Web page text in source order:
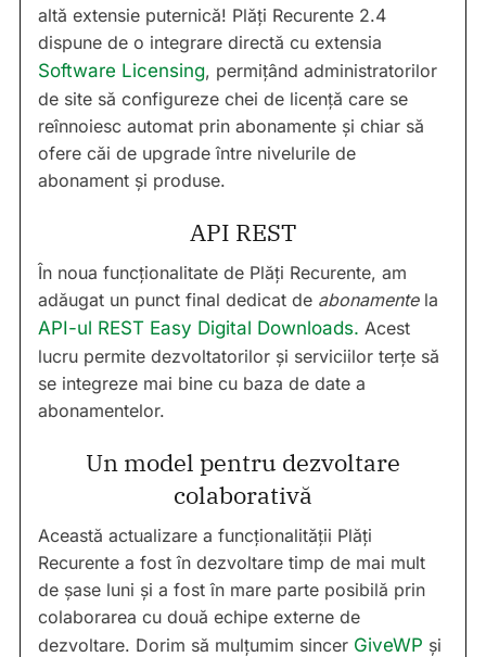
altă extensie puternică! Plăți Recurente 2.4
dispune de o integrare directă cu extensia
Software Licensing, permițând administratorilor
de site să configureze chei de licență care se
reînnoiesc automat prin abonamente și chiar să
ofere căi de upgrade între nivelurile de
abonament și produse.
API REST
În noua funcționalitate de Plăți Recurente, am
adăugat un punct final dedicat de abonamente la
API-ul REST Easy Digital Downloads. Acest
lucru permite dezvoltatorilor și serviciilor terțe să
se integreze mai bine cu baza de date a
abonamentelor.
Un model pentru dezvoltare
colaborativă
Această actualizare a funcționalității Plăți
Recurente a fost în dezvoltare timp de mai mult
de șase luni și a fost în mare parte posibilă prin
colaborarea cu două echipe externe de
dezvoltare. Dorim să mulțumim sincer GiveWP și